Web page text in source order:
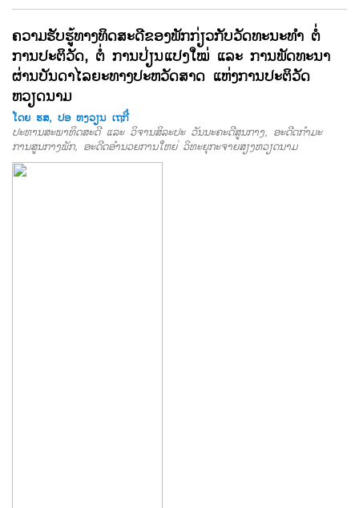
ຄວາມຮັບຮູ້ທາງທິດສະດີຂອງພັກກ່ຽວກັບວັດທະນະທໍາ ຕໍ່
ການປະຕິວັດ, ຕໍ່ ການປ່ຽນແປງໃໝ່ ແລະ ການພັດທະນາ
ຜ່ານບັນດາໄລຍະທາງປະຫວັດສາດ ແຫ່ງການປະຕິວັດ
ຫວຽດນາມ
ໂດຍ ຮສ, ປອ ຫງວຽນ ເຖກີ໋
ປະທານສະພາທິດສະດີ ແລະ ວິຈານສິລະປະ ວັນນະຄະດີສູນກາງ, ອະດີດກໍາມະ
ການສູນກາງພັກ, ອະດີດອໍານວຍການໃຫຍ່ ວິທະຍຸກະຈາຍສຽງຫວຽດນາມ